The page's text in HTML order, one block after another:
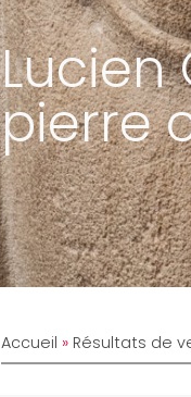
Lucien
pierre
Accueil » Résultats de